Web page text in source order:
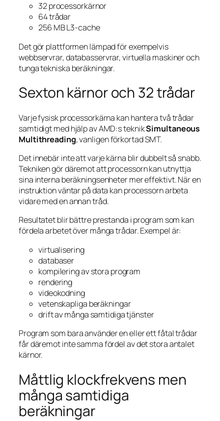
32 processorkärnor
64 trådar
256 MB L3-cache
Det gör plattformen lämpad för exempelvis
webbservrar, databasservrar, virtuella maskiner och
tunga tekniska beräkningar.
Sexton kärnor och 32 trådar
Varje fysisk processorkärna kan hantera två trådar
samtidigt med hjälp av AMD:s teknikSimultaneous
Multithreading, vanligen förkortad SMT.
Det innebär inte att varje kärna blir dubbelt så snabb.
Tekniken gör däremot att processorn kan utnyttja
sina interna beräkningsenheter mer effektivt. När en
instruktion väntar på data kan processorn arbeta
vidare med en annan tråd.
Resultatet blir bättre prestanda i program som kan
fördela arbetet över många trådar. Exempel är:
virtualisering
databaser
kompilering av stora program
rendering
videokodning
vetenskapliga beräkningar
drift av många samtidiga tjänster
Program som bara använder en eller ett fåtal trådar
får däremot inte samma fördel av det stora antalet
kärnor.
Måttlig klockfrekvens men
många samtidiga
beräkningar